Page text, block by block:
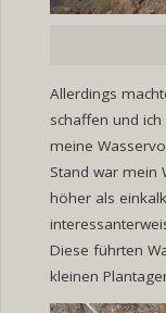
Allerdings
schaffen und
meine
Stand war mein
höher als
Diese führten
kleinen